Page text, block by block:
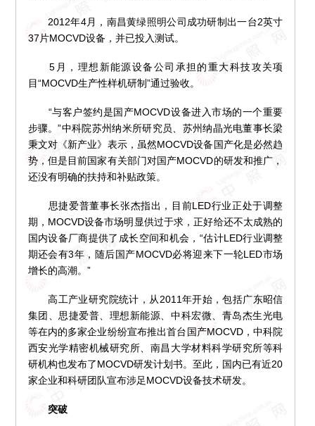
2012年4月，南昌黄绿照明公司成功研制出一台2英寸
37片MOCVD设备，并已投入测试。
5月，理想新能源设备公司承担的重大科技攻关项
目“MOCVD生产性样机研制”通过验收。
“与客户签约是国产MOCVD设备进入市场的一个重要
步骤。”中科院苏州纳米所研究员、苏州纳晶光电董事长梁
秉文对《新产业》表示，虽然MOCVD设备国产化是必然趋
势，但是目前国家有关部门对国产MOCVD的研发和推广，
还没有明确的扶持和补贴政策。
思捷爱普董事长张杰指出，目前LED行业正处于调整
期，MOCVD设备市场明显供过于求，正好给还不太成熟的
国内设备厂商提供了成长空间和机会，“估计LED行业调整
期还会有3年，随后国产MOCVD必将迎来下一轮LED市场
增长的高潮。”
高工产业研究院统计，从2011年开始，包括广东昭信
集团、思捷爱普、理想新能源、中科宏微、青岛杰生光电
等在内的多家企业纷纷宣布推出首台国产MOCVD，中科院
西安光学精密机械研究所、南昌大学材料科学研究所等科
研机构也发布了MOCVD研发计划书。至此，国内已有近20
家企业和科研团队宣布涉足MOCVD设备技术研发。
突破